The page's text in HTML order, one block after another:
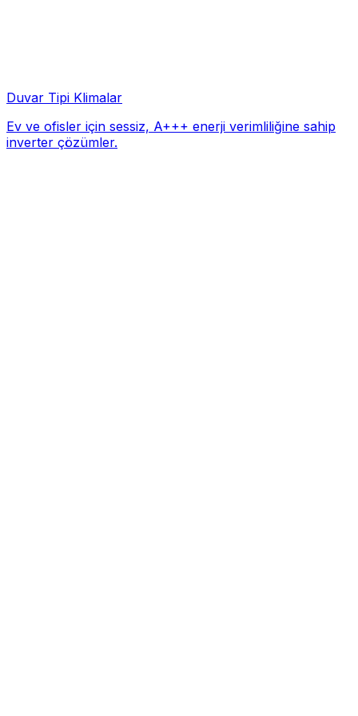
Duvar Tipi Klimalar
Ev ve ofisler için sessiz, A+++ enerji verimliliğine sahip
inverter çözümler.